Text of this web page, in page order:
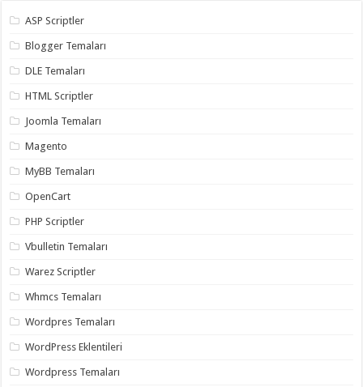
taşıma,
evden
taşımacılık,
gaziantep
organizasyon
gaziantep
organizasyon,
gaziantep
organizasyon
gaziantep
gaziantep
gaziantep
gaziantep
twitter
hilesi ,
takipçi
instagram
hilesi ,
ASP Scriptler
Blogger Temaları
DLE Temaları
HTML Scriptler
Joomla Temaları
Magento
MyBB Temaları
OpenCart
PHP Scriptler
Vbulletin Temaları
Warez Scriptler
Whmcs Temaları
Wordpres Temaları
WordPress Eklentileri
Wordpress Temaları